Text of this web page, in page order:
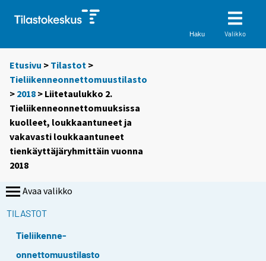
Haku Valikko
Etusivu > Tilastot >
Tieliikenneonnettomuustilasto
> 2018 > Liitetaulukko 2.
Tieliikenneonnettomuuksissa
kuolleet, loukkaantuneet ja
vakavasti loukkaantuneet
tienkäyttäjäryhmittäin vuonna
2018
Avaa valikko
TILASTOT
Tieliikenne-
onnettomuustilasto